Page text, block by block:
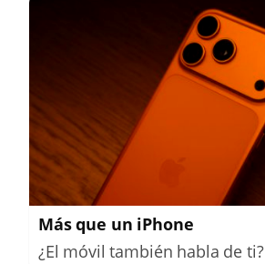
Más que un iPhone
¿El móvil también habla de ti?